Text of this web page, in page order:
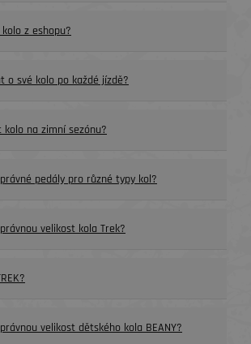
z eshopu?
o své kolo po každé jízdě?
na zimní sezónu?
pedály pro různé typy kol?
velikost kola Trek?
velikost dětského kola BEANY?